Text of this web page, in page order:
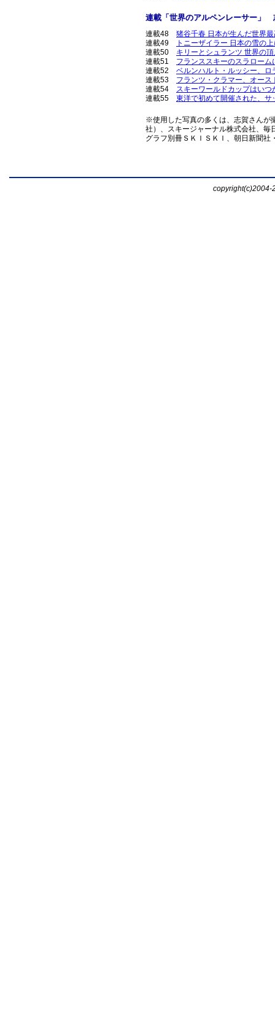
連載 「 世界のアルペンレーサー 」
連載48 猪谷千春 日本が生んだ世界
連載49
トニーザイラー 日本の雪の
連載50 キリーとシュランツ 世界の
連載51 フランススキーのスラロー
連載52 ベルンハルト・ルッシー、
連載53 フランツ・クラマー、オー
連載54 スキーワールドカップはい
連載55 東洋で初めて開催された、
※使用した写真の多くは、志賀さんが
社）、スキージャーナル株式会社、
グラフ別冊ＳＫＩＳＫＩ、朝日新聞
copyright(c)2004-